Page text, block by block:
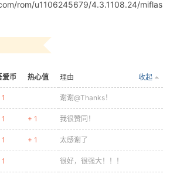
rom/u1106245679/4.3.1108.24/miflas
爱币 热心值 收起
理由
谢谢@Thanks！
+ 1 我很赞同！
+ 1 太感谢了
很好，很强大！！！